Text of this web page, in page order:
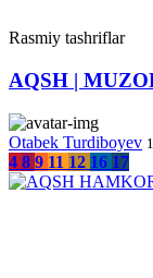
Rasmiy tashriflar
AQSH |
Otabek Turdiboyev
4 8 9 11 12 16 17